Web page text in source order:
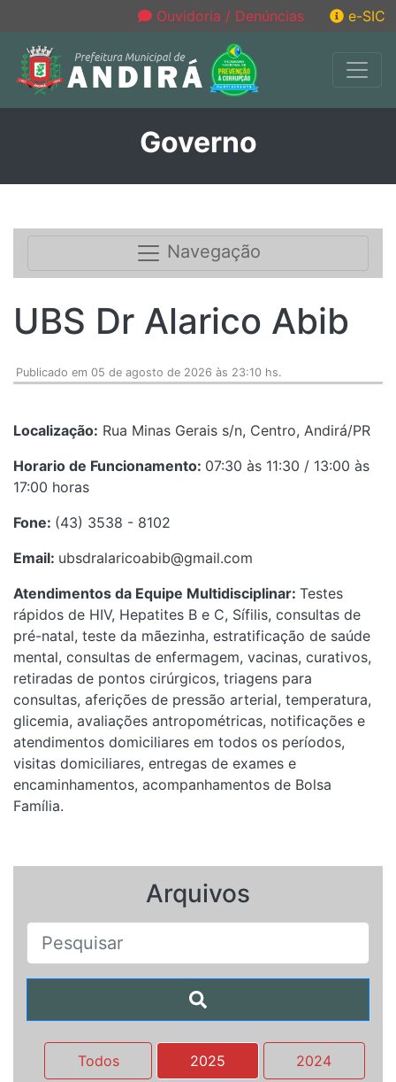
Ouvidoria / Denúncias e-SIC
Governo
Navegação
UBS Dr Alarico Abib
Publicado em 05 de agosto de 2026 às 23:10 hs.
Localização: Rua Minas Gerais s/n, Centro, Andirá/PR
Horario de Funcionamento: 07:30 às 11:30 / 13:00 às
17:00 horas
Fone: (43) 3538 - 8102
Email: ubsdralaricoabib@gmail.com
Atendimentos da Equipe Multidisciplinar: Testes
rápidos de HIV, Hepatites B e C, Sífilis, consultas de
pré-natal, teste da mãezinha, estratificação de saúde
mental, consultas de enfermagem, vacinas, curativos,
retiradas de pontos cirúrgicos, triagens para
consultas, aferições de pressão arterial, temperatura,
glicemia, avaliações antropométricas, notificações e
atendimentos domiciliares em todos os períodos,
visitas domiciliares, entregas de exames e
encaminhamentos, acompanhamentos de Bolsa
Família.
Arquivos
Todos 2025 2024